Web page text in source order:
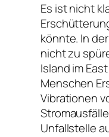
Es ist nicht
könnte. In
nicht zu
Island im
Menschen
Vibrationen
Unfallstelle